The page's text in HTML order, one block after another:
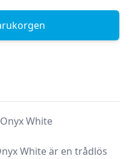
White
White är en trådlös